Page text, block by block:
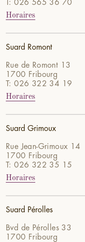
T: 026 565 36 70
Horaires
Suard Romont
Rue de Romont 13
1700 Fribourg
T: 026 322 34 19
Horaires
Suard Grimoux
Rue Jean-Grimoux 14
1700 Fribourg
T: 026 322 35 15
Horaires
Suard Pérolles
Bvd de Pérolles 33
1700 Fribourg